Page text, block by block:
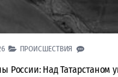
ПРОИСШЕСТВИЯ
России: Над Татарстаном